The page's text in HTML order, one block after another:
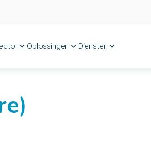
Oplossingen Diensten